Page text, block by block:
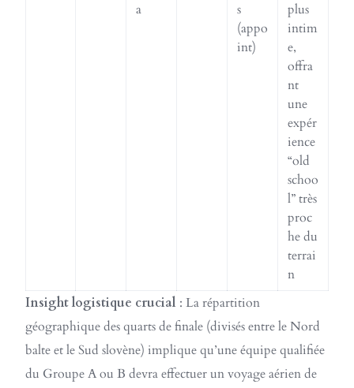
a
s
(appo
int)
plus
intim
e,
offra
nt
une
expér
ience
“old
schoo
l” très
proc
he du
terrai
n
Insight logistique crucial : La répartition
géographique des quarts de finale (divisés entre le Nord
balte et le Sud slovène) implique qu’une équipe qualifiée
du Groupe A ou B devra effectuer un voyage aérien de